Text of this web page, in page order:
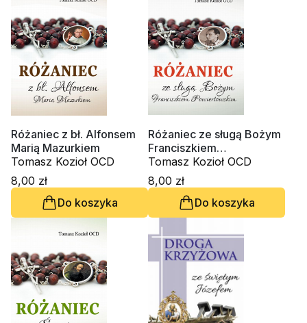
Różaniec z bł. Alfonsem
Marią Mazurkiem
Tomasz Kozioł OCD
8,00 zł
Do koszyka
Różaniec ze sługą Bożym
Franciszkiem
Powiertowskim
Tomasz Kozioł OCD
8,00 zł
Do koszyka